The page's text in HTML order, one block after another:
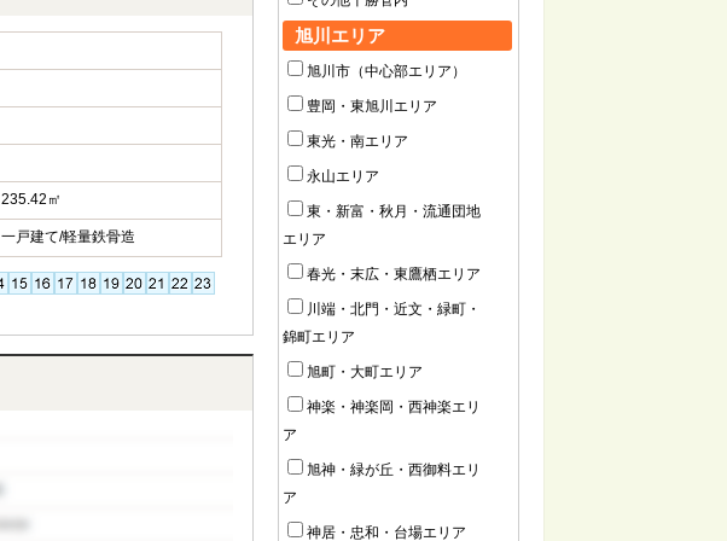
235.42㎡
一戸建て/軽量鉄骨造
旭川エリア
旭川市（中心部エリア）
豊岡・東旭川エリア
東光・南エリア
永山エリア
東・新富・秋月・流通団地
エリア
春光・末広・東鷹栖エリア
川端・北門・近文・緑町・
錦町エリア
旭町・大町エリア
神楽・神楽岡・西神楽エリ
ア
旭神・緑が丘・西御料エリ
ア
神居・忠和・台場エリア